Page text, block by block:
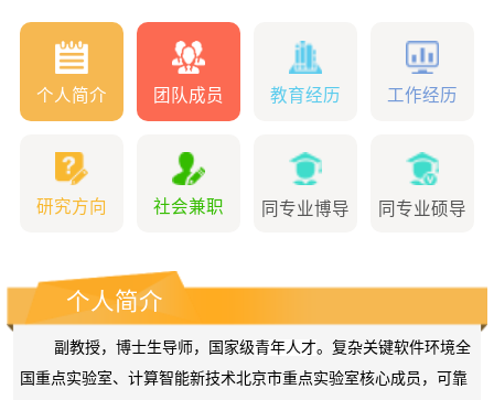
个人简介 团队成员 教育经历 工作经历
研究方向 社会兼职 同专业博导 同专业硕导
个人简介
副教授，博士生导师，国家级青年人才。复杂关键软件环境全
国重点实验室、计算智能新技术北京市重点实验室核心成员，可靠